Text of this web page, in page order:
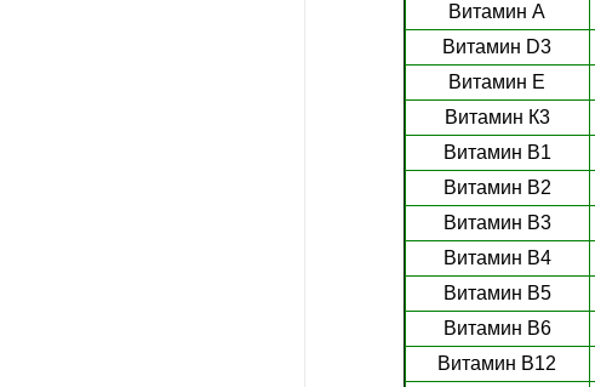
Витамин А
Витамин D3
Витамин E
Витамин К3
Витамин В1
Витамин В2
Витамин В3
Витамин В4
Витамин В5
Витамин В6
Витамин В12